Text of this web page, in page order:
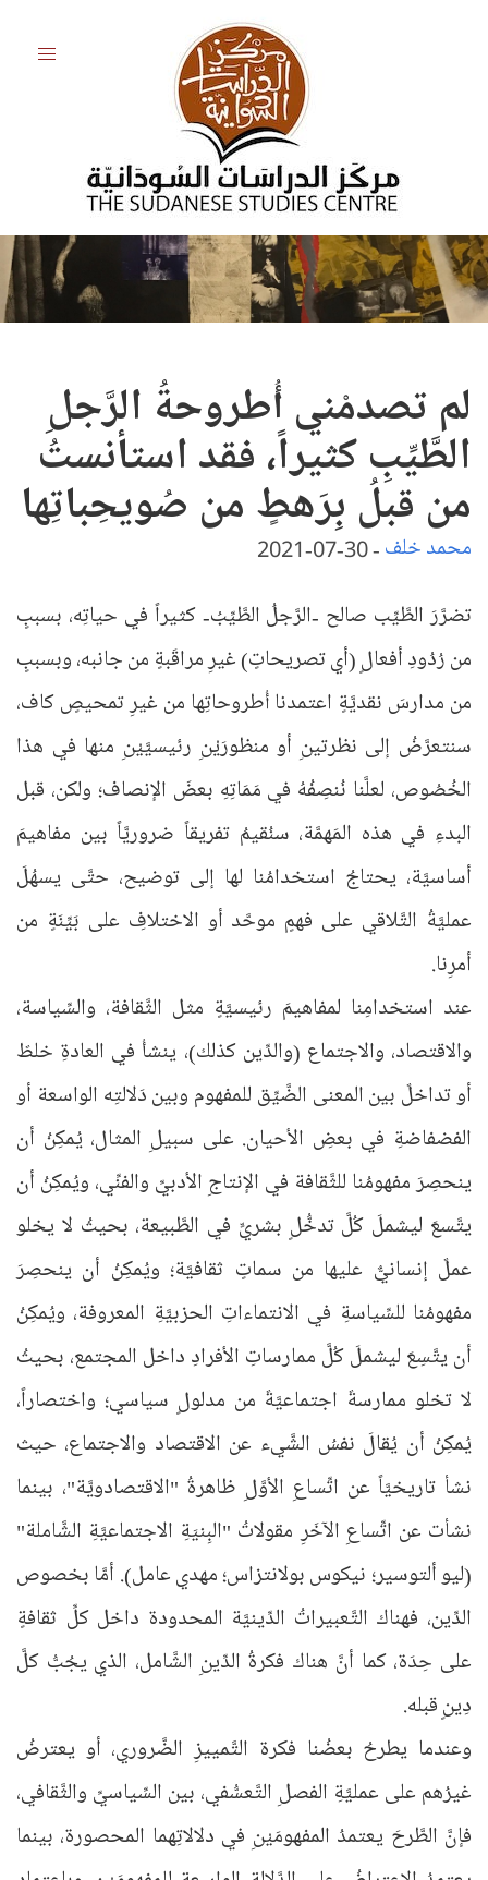
لم تصدمْني أُطروحةُ الرَّجلِ
الطَّيِّبِ كثيراً، فقد استأنستُ
من قبلُ بِرَهطٍ من صُويحِباتِها
محمد خلف -
30-07-2021
تضرَّرَ الطَّيِّب صالح -الرَّجلُ الطَّيِّبُ- كثيراً في حياتِه، بسببٍ
من رُدُودِ أفعالٍ (أي تصريحاتٍ) غيرِ مراقَبةٍ من جانبه، وبسببٍ
من مدارسَ نقديَّةٍ اعتمدنا أُطروحاتِها من غيرِ تمحيصٍ كاف،
سنتعرَّضُ إلى نظرتينِ أو منظورَيْنِ رئيسيَّيْنِ منها في هذا
الخُصُوص، لعلَّنا نُنصِفُهُ في مَمَاتِهِ بعضَ الإنصاف؛ ولكن، قبل
البدءِ في هذه المَهمَّة، سنُقيمُ تفريقاً ضروريَّاً بين مفاهيمَ
أساسيَّة، يحتاجُ استخدامُنا لها إلى توضيح، حتَّى يسهُلَ
عمليَّةُ التَّلاقي على فهمٍ موحَّد أو الاختلافِ على بَيِّنَةٍ من
أمرِنا.
عند استخدامِنا لمفاهيمَ رئيسيَّةٍ مثل الثَّقافة، والسِّياسة،
والاقتصاد، والاجتماع (والدِّين كذلك)، ينشأُ في العادةِ خلطٌ
أو تداخلٌ بين المعنى الضَّيِّق للمفهوم وبين دَلالتِه الواسعة أو
الفضفاضةِ في بعضِ الأحيان. على سبيلِ المثال، يُمكِنُ أن
ينحصِرَ مفهومُنا للثَّقافة في الإنتاجِ الأدبيِّ والفنِّي، ويُمكِنُ أن
يتَّسعَ ليشملَ كُلَّ تدخُّلٍ بشريٍّ في الطَّبيعة، بحيثُ لا يخلو
عملٌ إنسانيٌّ عليها من سماتٍ ثقافيَّة؛ ويُمكِنُ أن ينحصِرَ
مفهومُنا للسِّياسةِ في الانتماءاتِ الحزبيَّةِ المعروفة، ويُمكِنُ
أن يتَّسِعَ ليشملَ كُلَّ ممارساتِ الأفرادِ داخل المجتمع، بحيثُ
لا تخلو ممارسةٌ اجتماعيَّةٌ من مدلولٍ سياسي؛ واختصاراً،
يُمكِنُ أن يُقالَ نفسُ الشَّيء عن الاقتصاد والاجتماع، حيث
نشأ تاريخيَّاً عن اتِّساعِ الأوَّلِ ظاهرةُ "الاقتصادويَّة"، بينما
نشأت عن اتِّساعِ الآخَرِ مقولاتُ "البِنيَةِ الاجتماعيَّةِ الشَّاملة"
(ليو ألتوسير؛ نيكوس بولانتزاس؛ مهدي عامل). أمَّا بخصوص
الدِّين، فهناك التَّعبيراتُ الدِّينيَّة المحدودة داخل كلِّ ثقافةٍ
على حِدَة، كما أنَّ هناك فكرةُ الدِّينِ الشَّامل، الذي يجُبُّ كلَّ
دِينٍ قبله.
وعندما يطرحُ بعضُنا فكرة التَّمييزِ الضَّروري، أو يعترضُ
غيرُهم على عمليَّةِ الفصلِ التَّعسُّفي، بين السِّياسيِّ والثَّقافي،
فإنَّ الطَّرحَ يعتمدُ المفهومَيْنِ في دلالاتِهما المحصورة، بينما